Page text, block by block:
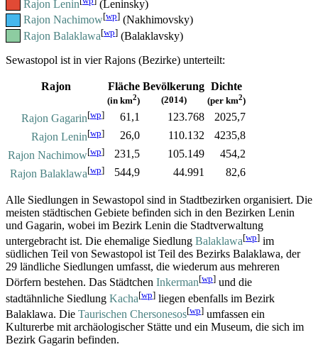
Rajon Lenin
(Leninsky)
Rajon Nachimow[wp] (Nakhimovsky)
Rajon Balaklawa[wp] (Balaklavsky)
Sewastopol ist in vier Rajons (Bezirke) unterteilt:
Rajon Fläche
(in km2)
Bevölkerung
(2014)
Dichte
(per km2)
Rajon Gagarin[wp] 61,1 123.768
2025,7
Rajon Lenin[wp] 26,0 110.132
4235,8
Rajon Nachimow[wp] 231,5 105.149
454,2
Rajon Balaklawa[wp] 544,9 44.991 82,6
Alle Siedlungen in Sewastopol sind in Stadtbezirken organisiert. Die
meisten städtischen Gebiete befinden sich in den Bezirken Lenin
und Gagarin, wobei im Bezirk Lenin die Stadtverwaltung
untergebracht ist. Die ehemalige Siedlung Balaklawa[wp] im
südlichen Teil von Sewastopol ist Teil des Bezirks Balaklawa, der
29 ländliche Siedlungen umfasst, die wiederum aus mehreren
Dörfern bestehen. Das Städtchen Inkerman[wp] und die
stadtähnliche Siedlung Kacha[wp] liegen ebenfalls im Bezirk
Balaklawa. Die Taurischen Chersonesos[wp] umfassen ein
Kulturerbe mit archäologischer Stätte und ein Museum, die sich im
Bezirk Gagarin befinden.